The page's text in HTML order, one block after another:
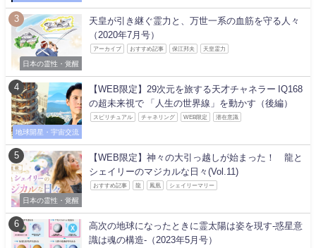
日本の霊性・覚醒
天皇が引き継ぐ霊力と、万世一系の血筋を守る人々
（2020年7月号）
アーカイブ おすすめ記事 保江邦夫 天皇霊力
地球開星・宇宙交流
【WEB限定】29次元を旅する天才チャネラー IQ168
の超未来視で 「人生の世界線」を動かす（後編）
スピリチュアル チャネリング WEB限定 潜在意識
日本の霊性・覚醒
【WEB限定】神々の大引っ越しが始まった！ 龍と
シェイリーのマジカルな日々(Vol.11)
おすすめ記事 龍 鳳凰 シェイリーマリー
高次の地球になったときに霊太陽は姿を現す-惑星意
識は魂の構造-（2023年5月号）